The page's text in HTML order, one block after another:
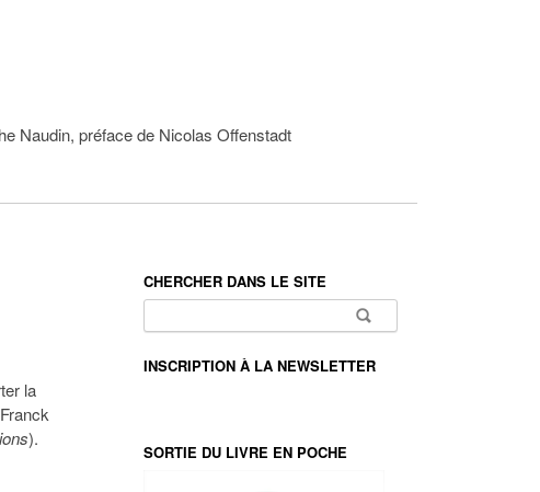
Naudin, préface de Nicolas Offenstadt
la
).
CHERCHER DANS LE SITE
INSCRIPTION À LA NEWSLETTER
SORTIE DU LIVRE EN POCHE